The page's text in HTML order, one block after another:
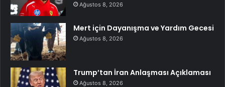
Ağustos 8, 2026
Mert için Dayanışma ve Yardım Gecesi
Ağustos 8, 2026
Trump’tan İran Anlaşması Açıklaması
Ağustos 8, 2026